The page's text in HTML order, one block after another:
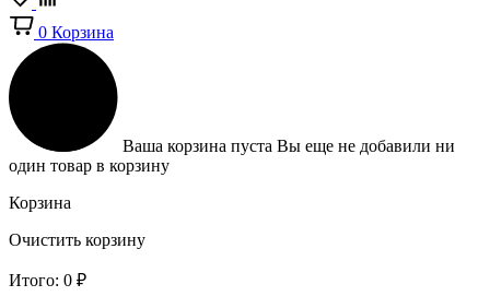
0 Корзина
Ваша корзина пуста Вы еще не добавили ни
один товар в корзину
Корзина
Очистить корзину
Итого: 0 ₽